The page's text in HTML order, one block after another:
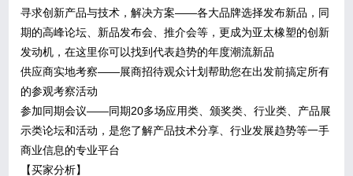
寻求创新产品与技术，解决方案——各大品牌选择发布新品，同
期的高峰论坛、新品发布会、推介会等，更成为亚太橡塑的创新
发动机，在这里你可以找到代表趋势的年度潮流新品
供应商实地考察——展商招待观众计划帮助您在出发前搞定所有
的参观考察活动
参加同期会议——同期20多场应用类、颁奖类、行业类、产品展
示类论坛和活动，是您了解产品技术分享、行业发展趋势等一手
商业信息的专业平台
【买家分析】